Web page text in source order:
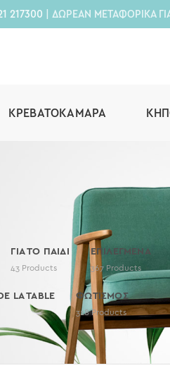
217300 | ΔΩΡΕΑΝ ΜΕΤΑΦΟΡΙΚΑ
ΚΡΕΒΑΤΟΚΆΜΑΡΑ
ΓΙΑ ΤΟ ΠΑΙΔΙ
43 Products
ΕΠΙΛΕΓΜΕΝΑ
367 Products
LA TABLE ΦΩΤΙΣΜΟΣ
318 Products